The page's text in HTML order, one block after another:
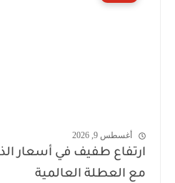
أغسطس 9, 2026
ارتفاع طفيف في أسعار
مع العطلة العالمية